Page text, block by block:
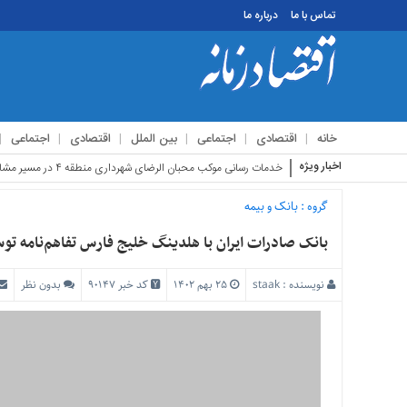
تماس با ما درباره ما
خانه اقتصادی اجتماعی بین الملل اقتصادی اجتماعی
تماس
ما
درباره
اخبار ویژه استقبال زائرین
گروه :بانک و بیمه
بانک صادرات ایران با هلدینگ خلیج فارس تفاهم‌نامه
نویسنده :staak کد خبر 90147 بدون نظر